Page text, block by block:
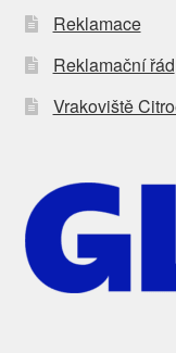
Reklamace
Reklamační řád
Vrakoviště